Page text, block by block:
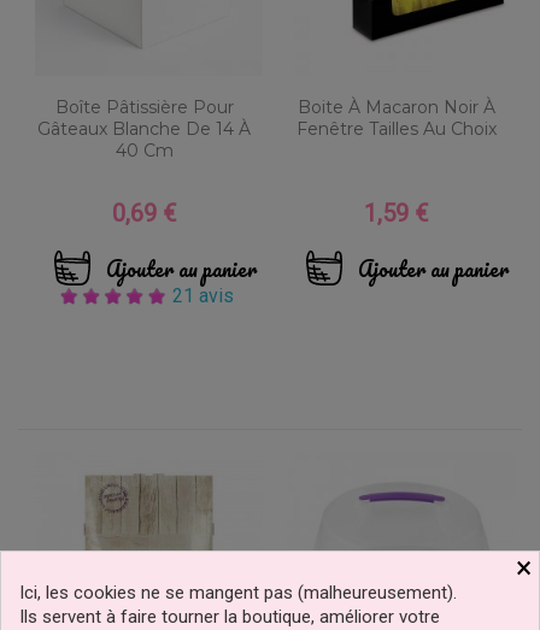
Boîte Pâtissière Pour
Gâteaux Blanche De 14 À
40 Cm
Prix
0,69 €
Ajouter au panier
21 avis
Boite À Macaron Noir À
Fenêtre Tailles Au Choix
Prix
1,59 €
Ajouter au panier
×
Ici, les cookies ne se mangent pas (malheureusement).
Ils servent à faire tourner la boutique, améliorer votre